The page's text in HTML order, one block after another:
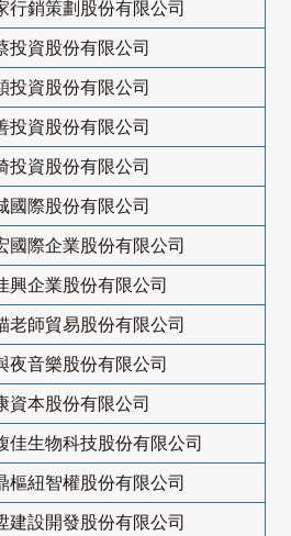
行銷策劃股份有限公司
投資股份有限公司
投資股份有限公司
投資股份有限公司
投資股份有限公司
國際股份有限公司
國際企業股份有限公司
興企業股份有限公司
老師貿易股份有限公司
夜音樂股份有限公司
資本股份有限公司
佳生物科技股份有限公司
樞紐智權股份有限公司
建設開發股份有限公司